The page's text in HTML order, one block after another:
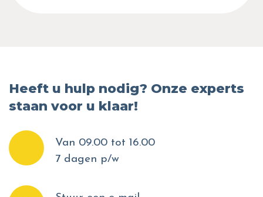
Heeft u hulp nodig? Onze experts
staan voor u klaar!
Van 09.00 tot 16.00
7 dagen p/w